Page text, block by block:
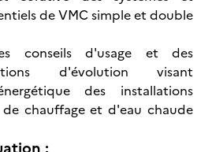
de VMC simple et double
conseils d'usage et des
d'évolution visant
des installations
de chauffage et d'eau chaude